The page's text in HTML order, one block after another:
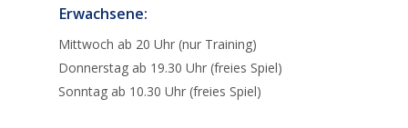
Erwachsene:
Mittwoch ab 20 Uhr (nur Training)
Donnerstag ab 19.30 Uhr (freies Spiel)
Sonntag ab 10.30 Uhr (freies Spiel)